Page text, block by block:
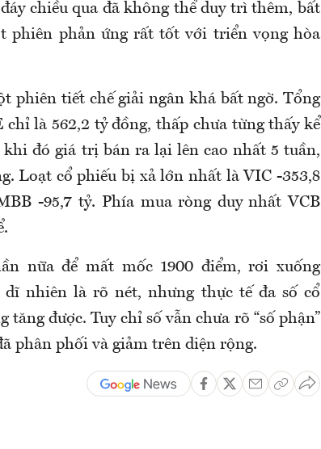
chiều qua đã không thể duy trì thêm, bất
phiên phản ứng rất tốt với triển vọng hòa
phiên tiết chế giải ngân khá bất ngờ. Tổng
là 562,2 tỷ đồng, thấp chưa từng thấy kể
đó giá trị bán ra lại lên cao nhất 5 tuần,
Loạt cổ phiếu bị xả lớn nhất là VIC -353,8
-95,7 tỷ. Phía mua ròng duy nhất VCB
nữa để mất mốc 1900 điểm, rơi xuống
dĩ nhiên là rõ nét, nhưng thực tế đa số cổ
được. Tuy chỉ số vẫn chưa rõ “số phận”
phân phối và giảm trên diện rộng.